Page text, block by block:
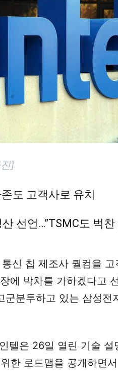
]
도 고객사로 유치
선언…”TSMC도 벅
신 칩 제조사 퀄컴을
에 박차를 가하겠다고
분투하고 있는 삼성전
텔은 26일 열린 기술 설
한 로드맵을 공개하면